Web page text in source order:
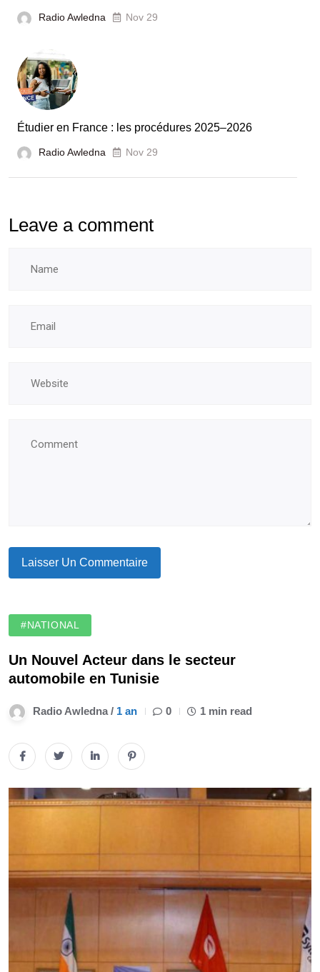
et
écoles
Radio Awledna Nov 29
Étudier en France : les procédures 2025–2026
Radio Awledna Nov 29
Leave a comment
#NATIONAL
Un Nouvel Acteur dans le secteur
automobile en Tunisie
Radio Awledna / 1 an 0 1 min read